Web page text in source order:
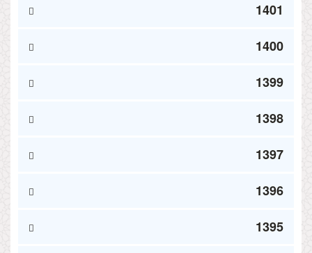
1401
1400
1399
1398
1397
1396
1395